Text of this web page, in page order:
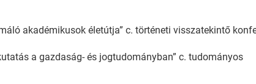
akadémikusok életútja” c. történeti visszatekintő
a gazdaság- és jogtudományban” c. tudományos